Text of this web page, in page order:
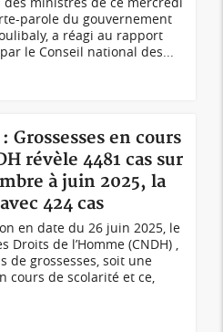
parole du gouvernement
a réagi au rapport
le Conseil national des...
Grossesses en cours
révèle 4481 cas sur
à juin 2025, la
424 cas
en date du 26 juin 2025, le
Droits de l’Homme (CNDH) ,
de grossesses, soit une
cours de scolarité et ce,